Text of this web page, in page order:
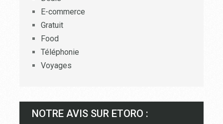
E-commerce
Gratuit
Food
Téléphonie
Voyages
NOTRE AVIS SUR ETORO :